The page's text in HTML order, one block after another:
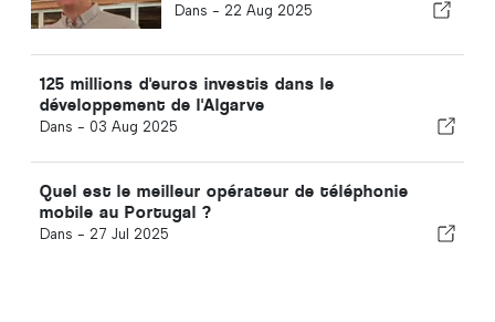
Dans - 22 Aug 2025
125 millions d'euros investis dans le
développement de l'Algarve
Dans - 03 Aug 2025
Quel est le meilleur opérateur de téléphonie
mobile au Portugal ?
Dans - 27 Jul 2025